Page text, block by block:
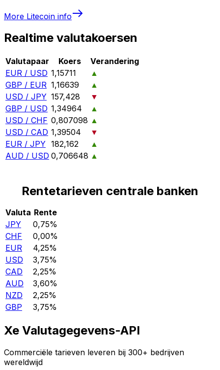
More Litecoin info
Realtime valutakoersen
Valutapaar Koers
Verandering
EUR / USD 1,15711
▲
GBP / EUR 1,16639
▲
USD / JPY 157,428
▼
GBP / USD 1,34964
▲
USD / CHF 0,807098 ▲
USD / CAD 1,39504
▼
EUR / JPY 182,162
▲
AUD / USD 0,706648 ▲
Rentetarieven centrale banken
Valuta Rente
JPY
0,75%
CHF
0,00%
EUR
4,25%
USD
3,75%
CAD
2,25%
AUD
3,60%
NZD
2,25%
GBP
3,75%
Xe Valutagegevens-API
Commerciële tarieven leveren bij 300+ bedrijven
wereldwijd